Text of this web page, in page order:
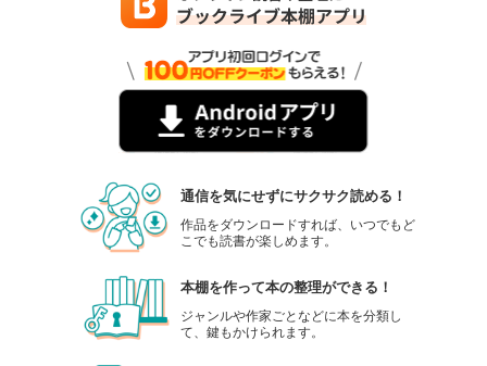
通信を気にせずにサクサク読める！
作品をダウンロードすれば、いつでもど
こでも読書が楽しめます。
本棚を作って本の整理ができる！
ジャンルや作家ごとなどに本を分類し
て、鍵もかけられます。